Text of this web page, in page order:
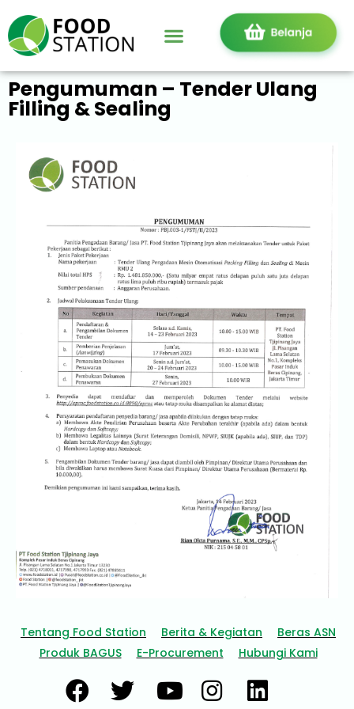
Pengumuman – Tender Ulang
Filling & Sealing
Tentang Food Station Berita & Kegiatan
Beras ASN
Produk BAGUS
E-Procurement Hubungi Kami